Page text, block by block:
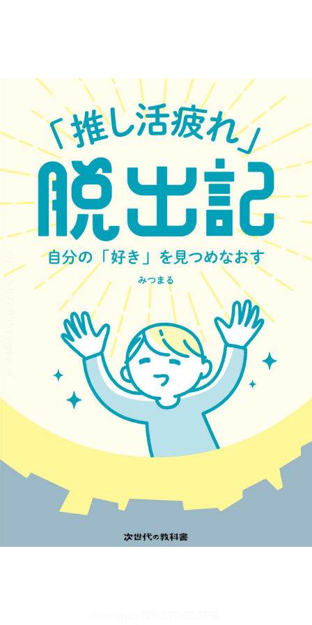
「推し活疲れ」脱出記【立ち読
み版】
みつまる
目次を表示します。
この作品について
この作品の書誌情報を表示します。
本文検索
本文内から文字を検索します。
リーダー設定
文字サイズ、エフェクトの変更などを行います。